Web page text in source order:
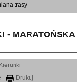
trasy
- MARATOŃSKA
Kierunki
Drukuj